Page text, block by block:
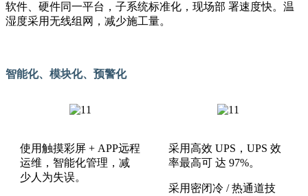
软件、硬件同一平台，子系统标准化，现场部 署速度快。温
湿度采用无线组网，减少施工量。
智能化、模块化、预警化
使用触摸彩屏 + APP远程
运维，智能化管理，减
少人为失误。
采用高效 UPS，UPS 效
率最高可 达 97%。
采用密闭冷 / 热通道技